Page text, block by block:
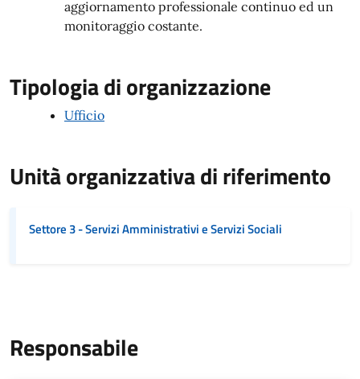
aggiornamento professionale continuo ed un
monitoraggio costante.
Tipologia di organizzazione
Ufficio
Unità organizzativa di riferimento
Settore 3 - Servizi Amministrativi e Servizi Sociali
Responsabile